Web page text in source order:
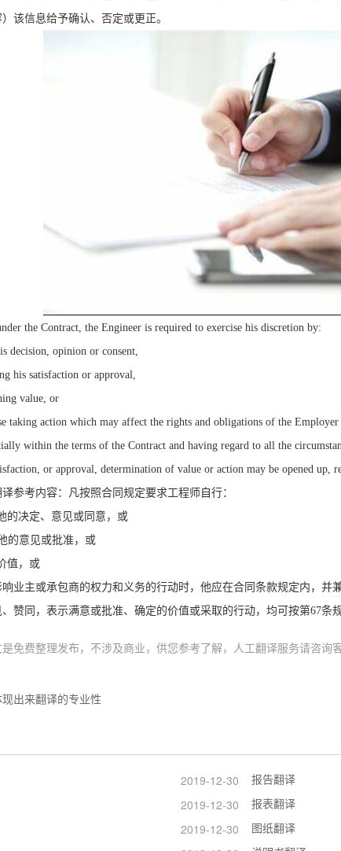
）该信息给予确认、否定或更正。
the Contract, the Engineer is required to exercise his discretion by:
decision, opinion or consent,
his satisfaction or approval,
value, or
taking action which may affect the rights and obligations of the
within the terms of the Contract and having regard to all the
or approval, determination of value or action may be opened up,
参考内容：凡按照合同规定要求工程师自行：
的决定、意见或同意，或
的意见或批准，或
值，或
业主或承包商的权力和义务的行动时，他应在合同条款规定内，并
赞同，表示满意或批准、确定的价值或采取的行动，均可按第67条
免费整理发布，不涉及商业，供您参考了解，人工翻译服务请咨询客
出来翻译的专业性
2019-12-30 报告翻译
2019-12-30 报表翻译
2019-12-30 图纸翻译